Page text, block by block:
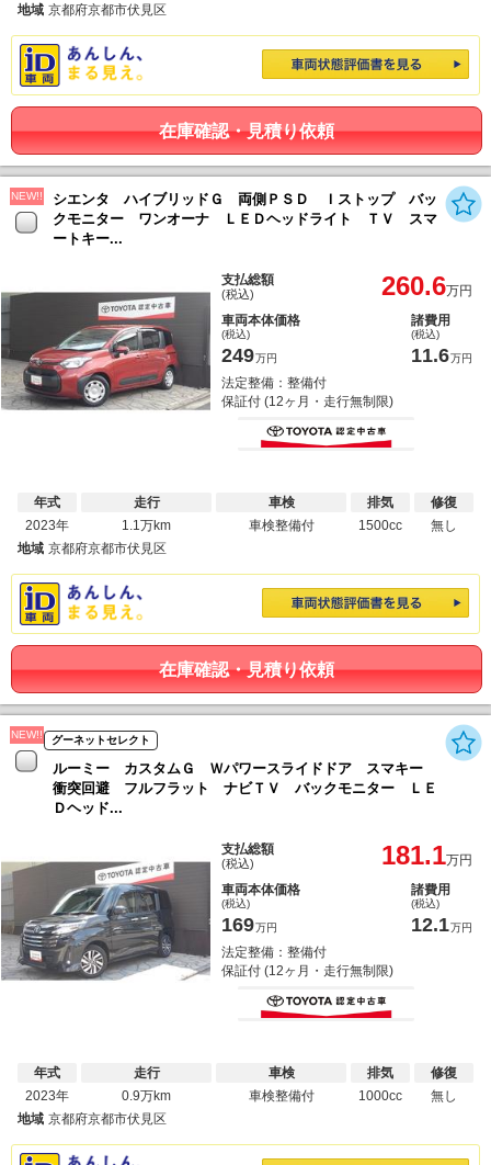
地域 京都府京都市伏見区
在庫確認・見積り依頼
NEW!!
シエンタ ハイブリッドＧ 両側ＰＳＤ Ｉストップ バッ
クモニター ワンオーナ ＬＥＤヘッドライト ＴＶ スマ
ートキー...
支払総額
(税込) 260.6万円
車両本体価格
(税込)
249万円
諸費用
(税込)
11.6万円
法定整備：整備付
保証付 (12ヶ月・走行無制限)
年式
2023年
走行
1.1万km
車検
車検整備付
排気
1500cc
修復
無し
地域 京都府京都市伏見区
在庫確認・見積り依頼
NEW!! グーネットセレクト
ルーミー カスタムＧ Ｗパワースライドドア スマキー
衝突回避 フルフラット ナビＴＶ バックモニター ＬＥ
Ｄヘッド...
支払総額
(税込) 181.1万円
車両本体価格
(税込)
169万円
諸費用
(税込)
12.1万円
法定整備：整備付
保証付 (12ヶ月・走行無制限)
年式
2023年
走行
0.9万km
車検
車検整備付
排気
1000cc
修復
無し
地域 京都府京都市伏見区